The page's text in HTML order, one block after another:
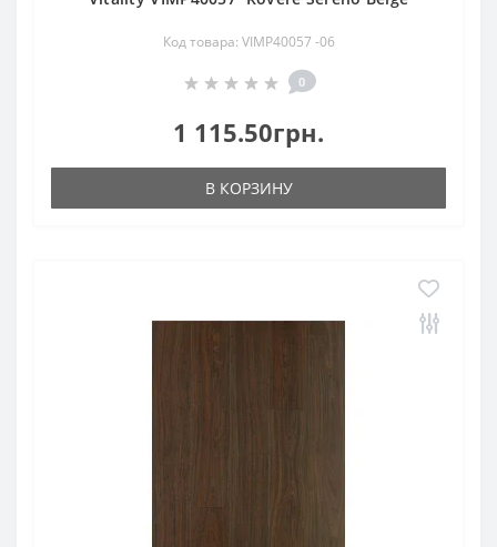
Код товара: VIMP40057 -06
0
1 115.50грн.
В КОРЗИНУ